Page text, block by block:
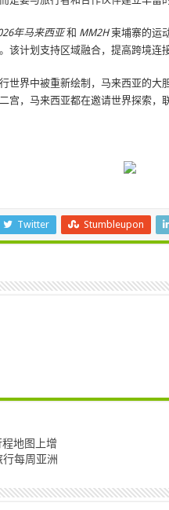
年马来西亚和 MM2H柬埔寨的运
该计划支持区域融合，提高跨境连
世界中被重新绘制，马来西亚的
宫，马来西亚都在邀请世界探索，
Twitter Stumbleupon
地图上增
每周亚洲